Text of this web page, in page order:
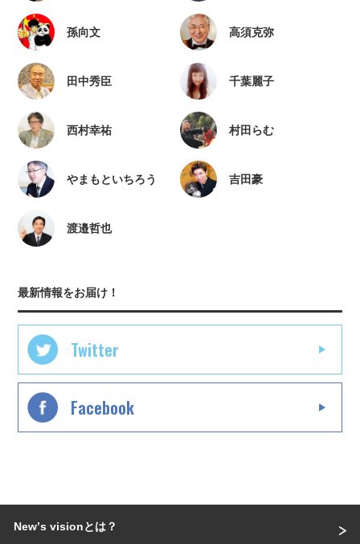
孫向文 高須克弥
田中秀臣 千葉麗子
西村幸祐 村田らむ
やまもといちろう 吉田豪
渡邉哲也
最新情報をお届け！
Twitter
Facebook
Newʼs visionとは？